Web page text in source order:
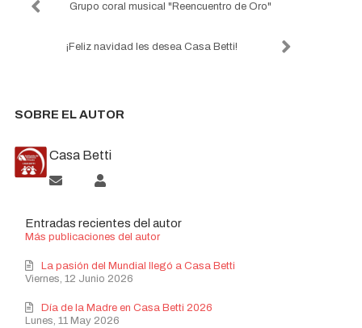
Grupo coral musical "Reencuentro de Oro"
¡Feliz navidad les desea Casa Betti!
SOBRE EL AUTOR
Casa Betti
Suscribirse a las actualizaciones
Casa Betti
Entradas recientes del autor
Más publicaciones del autor
Viernes, 12 Junio 2026
La pasión del Mundial llegó a Casa Betti
Lunes, 11 May 2026
Día de la Madre en Casa Betti 2026